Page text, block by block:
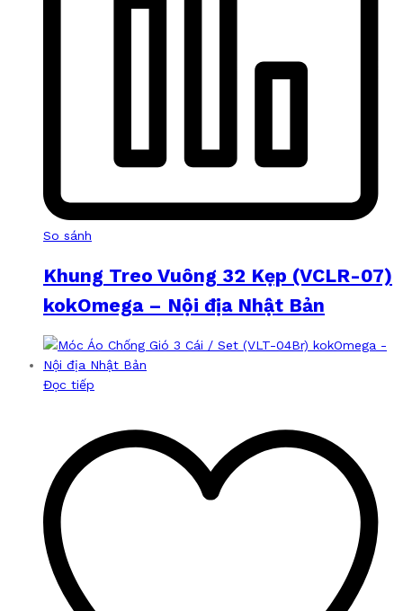
So sánh
Khung Treo Vuông 32 Kẹp (VCLR-07)
kokOmega – Nội địa Nhật Bản
Đọc tiếp